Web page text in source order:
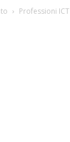
Professioni ICT